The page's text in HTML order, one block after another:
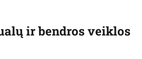
ir bendros veiklos